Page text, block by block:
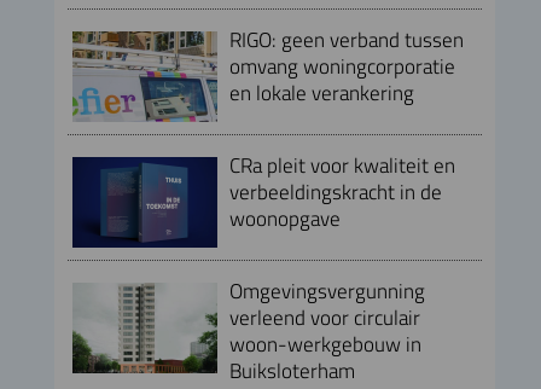
RIGO: geen verband tussen
omvang woningcorporatie
en lokale verankering
CRa pleit voor kwaliteit en
verbeeldingskracht in de
woonopgave
Omgevingsvergunning
verleend voor circulair
woon-werkgebouw in
Buiksloterham